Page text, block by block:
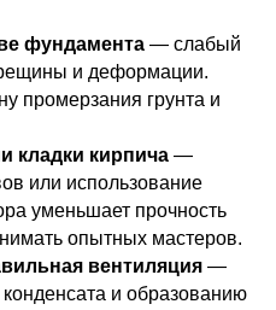
фундамента — слабый
и деформации.
промерзания грунта и
кладки кирпича —
или использование
уменьшает прочность
опытных мастеров.
вентиляция —
и образованию